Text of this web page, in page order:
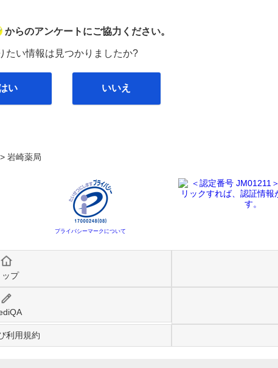
病院なび
からのアンケートにご協力ください。
たい情報は見つかりましたか?
い いいえ
> 岩崎薬局
プライバシーマークについて
ップ
利用規約